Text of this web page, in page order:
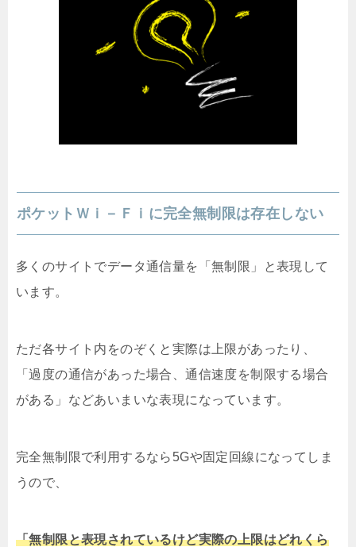
ポケットＷｉ－Ｆｉに完全無制限は存在しない
多くのサイトでデータ通信量を「無制限」と表現して
います。
ただ各サイト内をのぞくと実際は上限があったり、
「過度の通信があった場合、通信速度を制限する場合
がある」などあいまいな表現になっています。
完全無制限で利用するなら5Gや固定回線になってしま
うので、
「無制限と表現されているけど実際の上限はどれくら